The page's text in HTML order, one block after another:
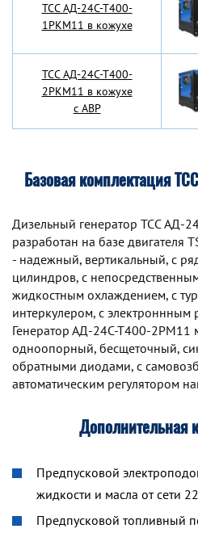
TCC АД-24С-Т400-
1РКМ11 в кожухе
TCC АД-24С-Т400-
2РКМ11 в кожухе
с АВР
Базовая комплектация
Дизельный генератор TCC АД-
разработан на базе двигателя
- надежный, вертикальный, с
цилиндров, с
жидкостным охлаждением, с
интеркулером, с электроннным
Генератор АД-24С-Т400-2РМ11
одноопорный, бесщеточный,
обратными диодами, с
автоматическим регулятором
Дополнительная
Предпусковой
жидкости и масла от сети
Предпусковой топливный